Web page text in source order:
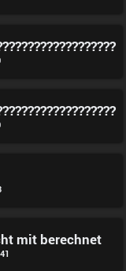
mit berechnet